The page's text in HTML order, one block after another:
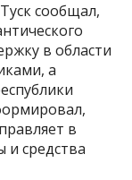
сообщал,
в области
а
в
средства